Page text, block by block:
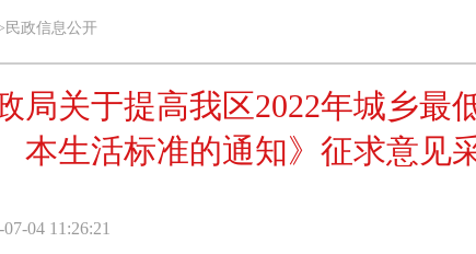
民政信息公开
局关于提高我区2022年城乡最
本生活标准的通知》征求意见
04 11:26:21